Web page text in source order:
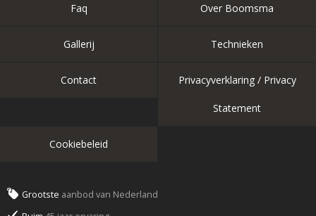
Faq Over Boomsma
Gallerij Technieken
Contact Privacyverklaring / Privacy
Statement
Cookiebeleid
Grootste aanbod van Nederland